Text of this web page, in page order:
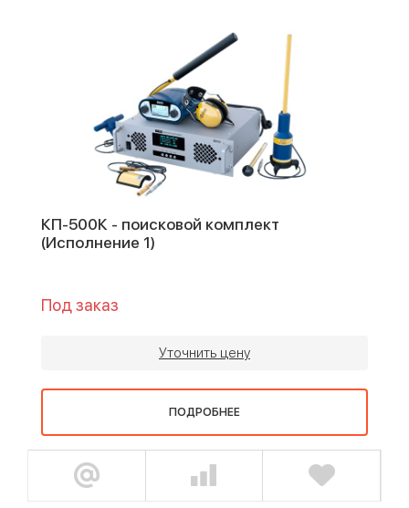
КП-500К - поисковой комплект
(Исполнение 1)
Под заказ
Уточнить цену
ПОДРОБНЕЕ